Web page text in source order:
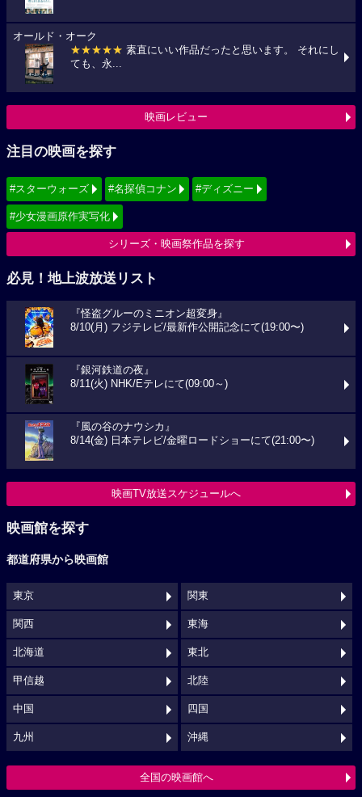
オールド・オーク
★★★★★ 素直にいい作品だったと思います。 それにし
ても、永...
映画レビュー
注目の映画を探す
#スターウォーズ #名探偵コナン #ディズニー
#少女漫画原作実写化
シリーズ・映画祭作品を探す
必見！地上波放送リスト
『怪盗グルーのミニオン超変身』
8/10(月) フジテレビ/最新作公開記念にて(19:00〜)
『銀河鉄道の夜』
8/11(火) NHK/Eテレにて(09:00～)
『風の谷のナウシカ』
8/14(金) 日本テレビ/金曜ロードショーにて(21:00〜)
映画TV放送スケジュールへ
映画館を探す
都道府県から映画館
東京 関東
関西 東海
北海道 東北
甲信越 北陸
中国 四国
九州 沖縄
全国の映画館へ